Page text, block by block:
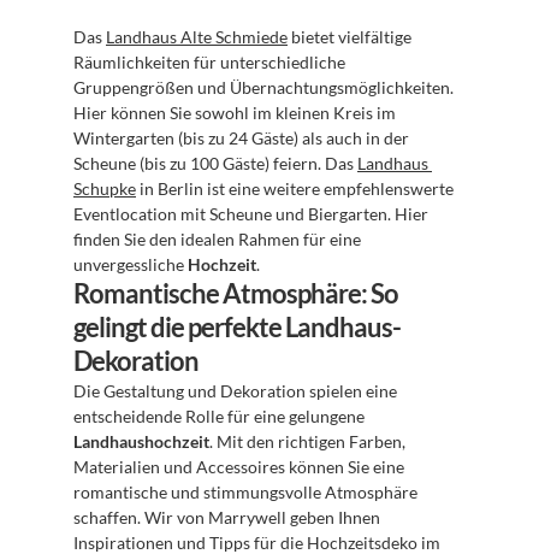
Das Landhaus Alte Schmiede bietet vielfältige
Räumlichkeiten für unterschiedliche
Gruppengrößen und Übernachtungsmöglichkeiten.
Hier können Sie sowohl im kleinen Kreis im
Wintergarten (bis zu 24 Gäste) als auch in der
Scheune (bis zu 100 Gäste) feiern. Das Landhaus
Schupke in Berlin ist eine weitere empfehlenswerte
Eventlocation mit Scheune und Biergarten. Hier
finden Sie den idealen Rahmen für eine
unvergessliche Hochzeit.
Romantische Atmosphäre: So
gelingt die perfekte Landhaus-
Dekoration
Die Gestaltung und Dekoration spielen eine
Landhaushochzeit. Mit den richtigen Farben,
Materialien und Accessoires können Sie eine
romantische und stimmungsvolle Atmosphäre
schaffen. Wir von Marrywell geben Ihnen
Inspirationen und Tipps für die Hochzeitsdeko im